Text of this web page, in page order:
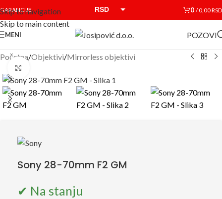
Skip to navigation
Skip to main content
GARANCIJE RSD 0 /0,00RSD
MENI POZOVI
Početna/Objektivi/Mirrorless objektivi
Sony 28-70mm F2 GM
✔ Na stanju